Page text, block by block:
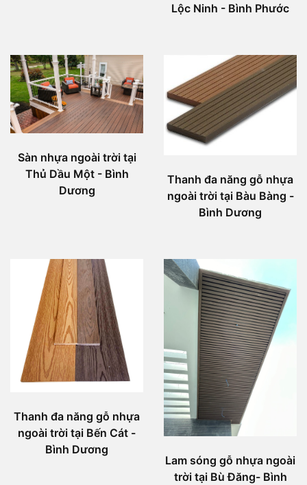
Lộc Ninh - Bình Phước
Sàn nhựa ngoài trời tại
Thủ Dầu Một - Bình
Dương
Thanh đa năng gỗ nhựa
ngoài trời tại Bàu Bàng -
Bình Dương
Thanh đa năng gỗ nhựa
ngoài trời tại Bến Cát -
Bình Dương
Lam sóng gỗ nhựa ngoài
trời tại Bù Đăng- Bình